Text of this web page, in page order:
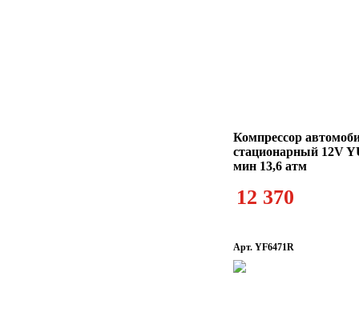
Компрессор
стационарный 12V
мин 13,6 атм
12 370
Арт. YF6471R